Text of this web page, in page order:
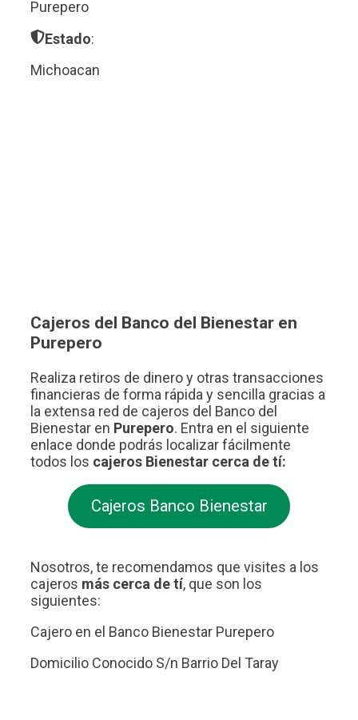
Purepero
Estado:
Michoacan
Cajeros del Banco del Bienestar en
Purepero
Realiza retiros de dinero y otras transacciones
financieras de forma rápida y sencilla gracias a
la extensa red de cajeros del Banco del
Bienestar en Purepero. Entra en el siguiente
enlace donde podrás localizar fácilmente
todos los cajeros Bienestar cerca de tí:
Cajeros Banco Bienestar
Nosotros, te recomendamos que visites a los
cajeros más cerca de tí, que son los
siguientes:
Cajero en el Banco Bienestar Purepero
Domicilio Conocido S/n Barrio Del Taray